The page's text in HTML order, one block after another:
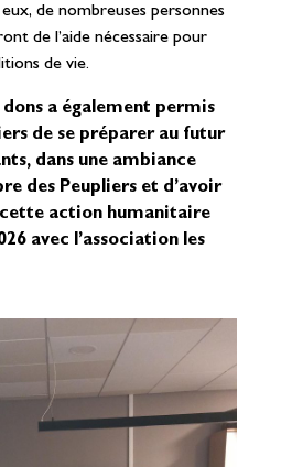
de nombreuses personnes
de l’aide nécessaire pour
de vie.
a également permis
de se préparer au futur
dans une ambiance
des Peupliers et d’avoir
action humanitaire
avec l’association les